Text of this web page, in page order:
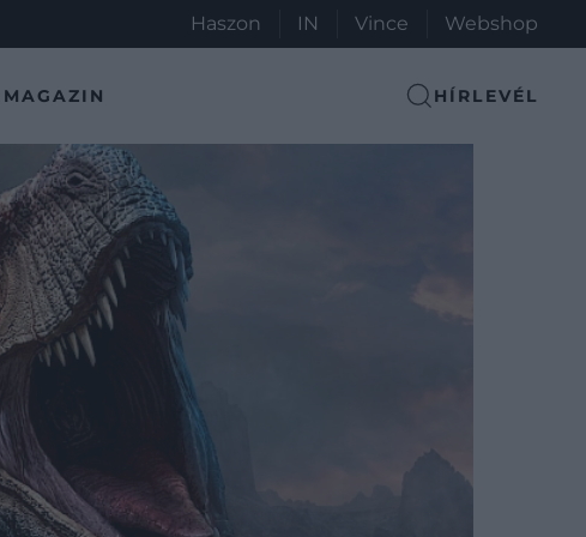
Haszon IN Vince Webshop
MAGAZIN HÍRLEVÉL